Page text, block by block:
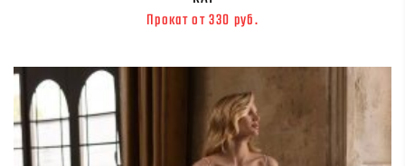
Прокат от 330 руб.